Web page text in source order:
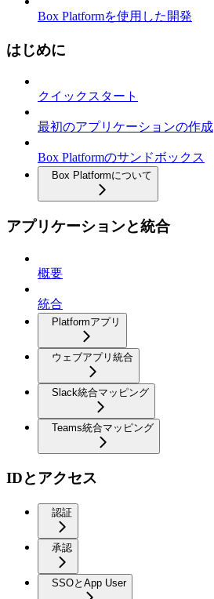
Box Platformを使用した開発
はじめに
クイックスタート
最初のアプリケーションの作成
Box Platformのサンドボックス
Box Platformについて
アプリケーションと統合
概要
統合
Platformアプリ
ウェブアプリ統合
Slack統合マッピング
Teams統合マッピング
IDとアクセス
認証
承認
SSOとApp User